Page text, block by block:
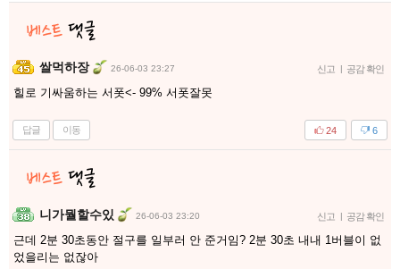
쌀먹하장 26-06-03 23:27 신고 | 공감 확인
힐로 기싸움하는 서폿<- 99% 서폿잘못
답글 이동 6
24
니가뭘할수있 26-06-03 23:20 신고 | 공감 확인
근데 2분 30초동안 절구를 일부러 안 준거임? 2분 30초 내내 1버블이 없
었을리는 없잖아